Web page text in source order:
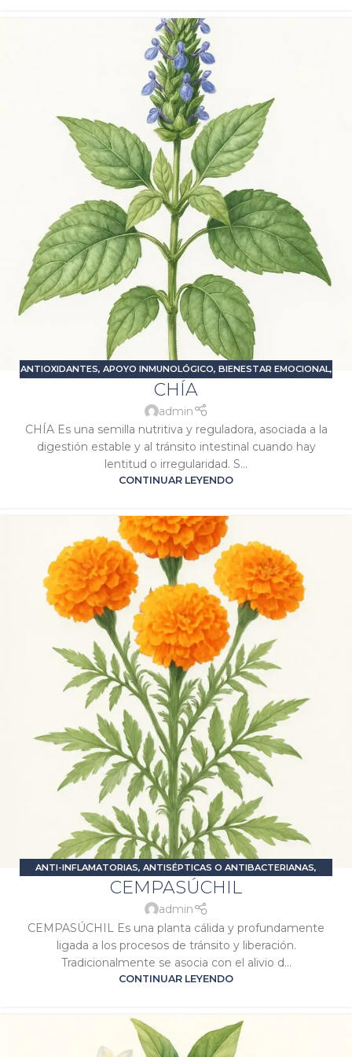
ANTIOXIDANTES, APOYO INMUNOLÓGICO, BIENESTAR EMOCIONAL,
PROBLEMAS DIGESTIVOS
SIGNATURA MERCURIO
CHÍA
admin
CHÍA Es una semilla nutritiva y reguladora, asociada a la
digestión estable y al tránsito intestinal cuando hay
lentitud o irregularidad. S...
CONTINUAR LEYENDO
ANTI-INFLAMATORIAS, ANTISÉPTICAS O ANTIBACTERIANAS,
DIGESTIVAS O CARMINATIVAS, DOLOR E INFLAMACIÓN
PROBLEMAS DIGESTIVOS, SALUD FEMENINA
CEMPASÚCHIL
admin
CEMPASÚCHIL Es una planta cálida y profundamente
ligada a los procesos de tránsito y liberación.
Tradicionalmente se asocia con el alivio d...
CONTINUAR LEYENDO